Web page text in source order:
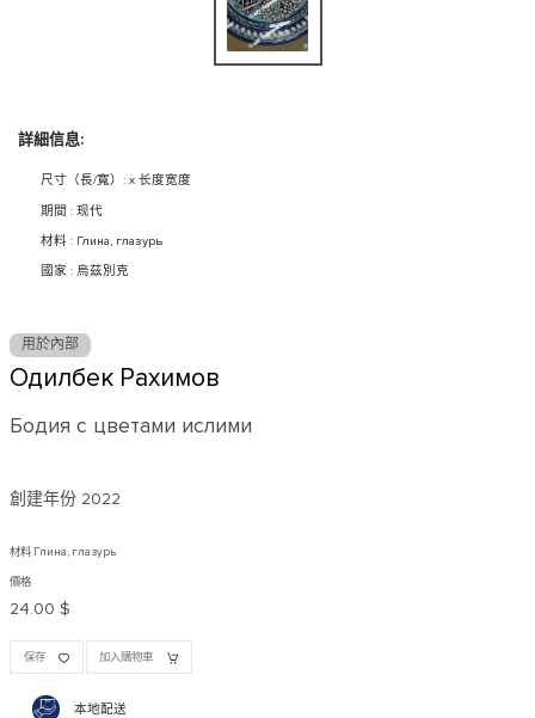
詳細信息:
尺寸（長/寬）: x 长度宽度
期間 : 现代
材料 : Глина, глазурь
國家 : 烏茲別克
用於內部
Одилбек Рахимов
Бодия с цветами ислими
創建年份 2022
材料 Глина, глазурь
價格
24.00 $
保存 加入購物車
本地配送